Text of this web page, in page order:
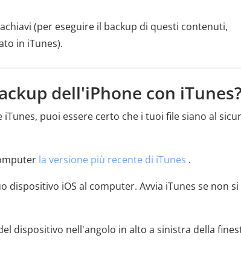
(per eseguire il backup di questi contenuti,
in iTunes).
dell'iPhone con iTunes?
puoi essere certo che i tuoi file siano al
la versione più recente di iTunes .
dispositivo iOS al computer. Avvia iTunes se non
dispositivo nell'angolo in alto a sinistra della